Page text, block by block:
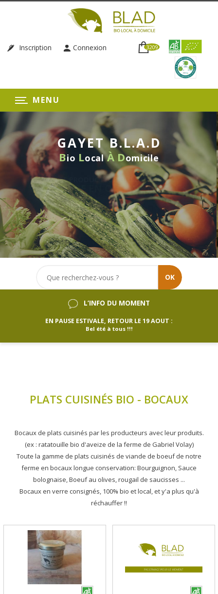
Inscription Connexion 3209
MENU
GAYET B.L.A.D
Bio LocalÀ Domicile
LIVRAISON
SANS
OK
L’INFO DU MOMENT
EN PAUSE ESTIVALE, RETOUR LE 19 AOUT :
Bel été à tous !!!
PLATS CUISINÉS BIO - BOCAUX
Bocaux de plats cuisinés par les producteurs avec leur produits.
(ex : ratatouille bio d'aveize de la ferme de Gabriel Volay)
Toute la gamme de plats cuisinés de viande de boeuf de notre
ferme en bocaux longue conservation: Bourguignon, Sauce
bolognaise, Boeuf au olives, rougail de saucisses ...
Bocaux en verre consignés, 100% bio et local, et y'a plus qu'à
réchauffer !!